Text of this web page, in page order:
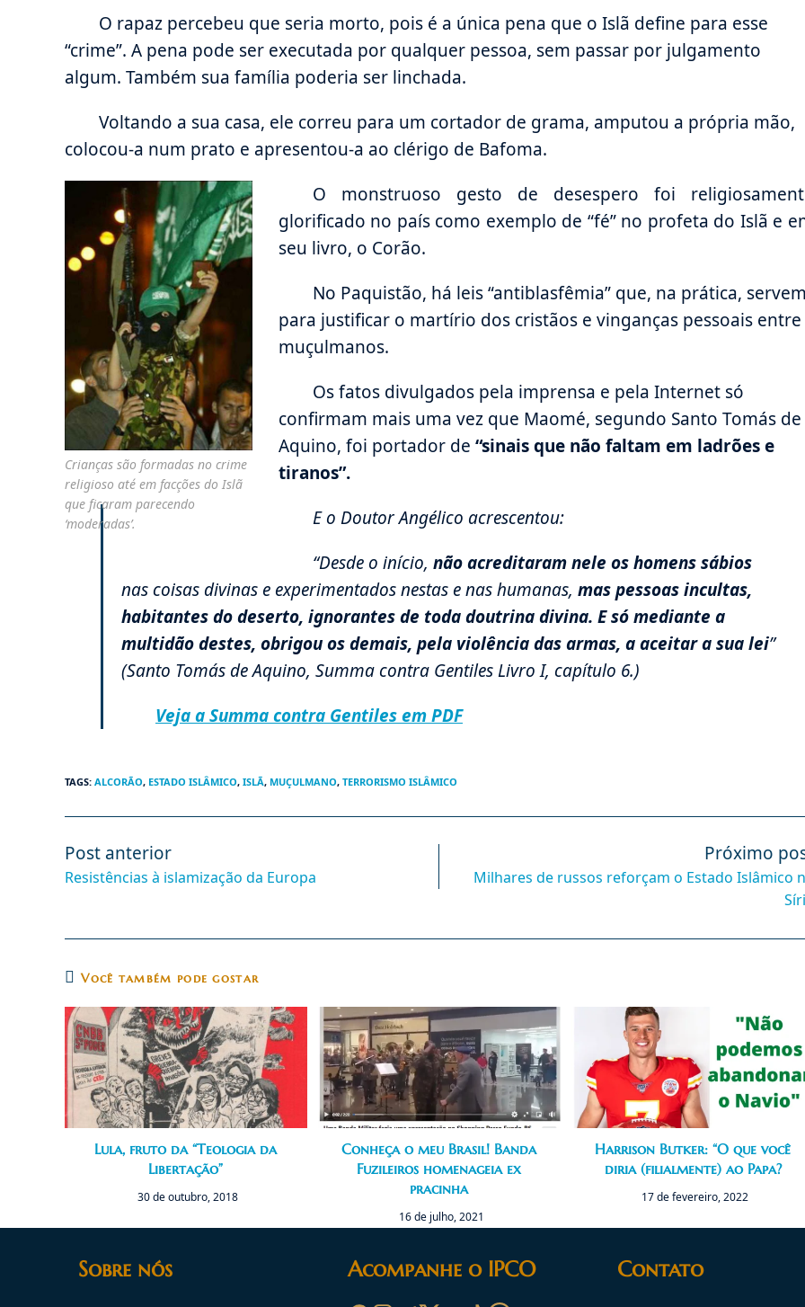
O rapaz percebeu que seria morto, pois é a única pena que o Islã define para esse
“crime”. A pena pode ser executada por qualquer pessoa, sem passar por julgamento
algum. Também sua família poderia ser linchada.
Voltando a sua casa, ele correu para um cortador de grama, amputou a própria mão,
colocou-a num prato e apresentou-a ao clérigo de Bafoma.
Crianças são formadas no crime
religioso até em facções do Islã
que ficaram parecendo
‘moderadas’.
O monstruoso gesto de desespero foi
glorificado no país como exemplo de “fé” no profeta do Islã e
seu livro, o Corão.
No Paquistão, há leis “antiblasfêmia” que, na prática,
para justificar o martírio dos cristãos e vinganças pessoais entre
muçulmanos.
Os fatos divulgados pela imprensa e pela Internet só
confirmam mais uma vez que Maomé, segundo Santo Tomás de
Aquino, foi portador de “sinais que não faltam em ladrões e
tiranos”.
E o Doutor Angélico acrescentou:
“Desde o início, não acreditaram nele os homens sábios
nas coisas divinas e experimentados nestas e nas humanas, mas pessoas incultas,
habitantes do deserto, ignorantes de toda doutrina divina. E só mediante a
multidão destes, obrigou os demais, pela violência das armas, a aceitar a sua lei”
(Santo Tomás de Aquino, Summa contra Gentiles Livro I, capítulo 6.)
Veja a Summa contra Gentiles em PDF
TAGS: ALCORÃO, ESTADO ISLÂMICO, ISLÃ, MUÇULMANO, TERRORISMO ISLÂMICO
Leia
mais
artigos
Post anterior
Resistências à islamização da Europa
Próximo
Milhares de russos reforçam o Estado Islâmico
Você também pode gostar
Lula, fruto da “Teologia da
Libertação”
30 de outubro, 2018
Conheça o meu Brasil! Banda
Fuzileiros homenageia ex
pracinha
16 de julho, 2021
Harrison Butker: “O que você
diria (filialmente) ao Papa?
17 de fevereiro, 2022
Sobre nós Acompanhe o IPCO Contato